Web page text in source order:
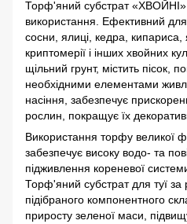
Торф'яний субстрат «ХВОЙНІ»
використання. Ефективний
сосни, ялиці, кедра, кипариса,
криптомерії і інших хвойних
щільний грунт, містить пісок,
необхідними елементами
насіння, забезпечує
рослин, покращує їх
Використання торфу великої
забезпечує високу водо- та
підживлення кореневої
Торф'яний субстрат для туї за
підібраного компонентного
приросту зеленої маси,